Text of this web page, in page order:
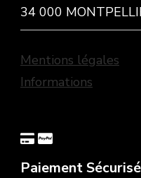
34 000
Mentions légales
Informations
Paiement Sécurisé